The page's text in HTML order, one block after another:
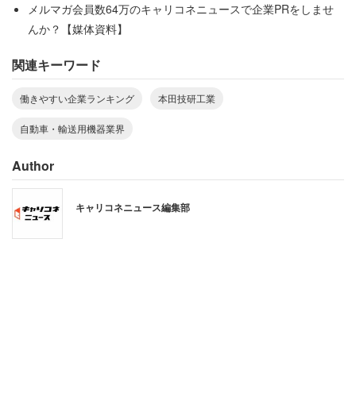
1位：本田技研工業
～本田宗一郎が創業。グローバル生産の体制をいち早く強
化～
メルマガ会員数64万のキャリコネニュースで企業PRをしませ
んか？【媒体資料】
関連キーワード
働きやすい企業ランキング 本田技研工業
自動車・輸送用機器業界
Author
キャリコネニュース編集部